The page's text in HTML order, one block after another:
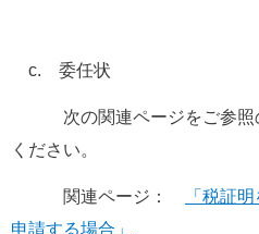
c.　委任状
次の関連ページをご参照の
ください。
関連ページ：
「税証
申請する場合」